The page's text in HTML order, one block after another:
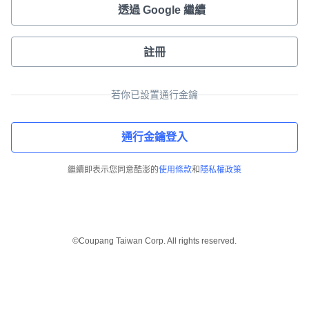
透過 Google 繼續
註冊
若你已設置通行金鑰
通行金鑰登入
繼續即表示您同意酷澎的使用條款和 隱私權政策
©Coupang Taiwan Corp. All rights reserved.